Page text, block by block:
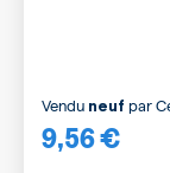
9,56 €
Vendu neuf par